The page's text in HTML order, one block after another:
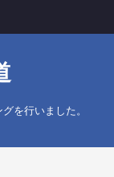
を行いました。